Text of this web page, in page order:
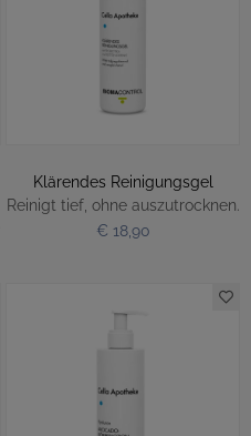
Klärendes Reinigungsgel
Reinigt tief, ohne auszutrocknen.
€ 18,90